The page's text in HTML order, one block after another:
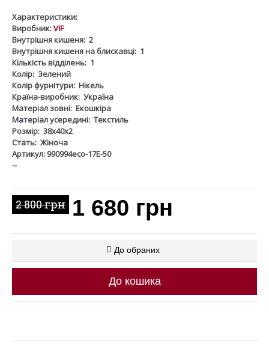
Характеристики:
Виробник:VIF
Внутрішня кишеня: 2
Внутрішня кишеня на блискавці: 1
Кількість відділень: 1
Колір: Зелений
Колір фурнітури: Нікель
Країна-виробник: Україна
Матеріал зовні: Екошкіра
Матеріал усередині: Текстиль
Розмір: 38х40х2
Стать: Жіноча
Артикул: 990994eco-17Е-50
--
2 800 грн 1 680 грн
До обраних
До кошика